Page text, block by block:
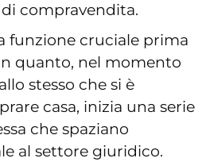
compravendita.
funzione cruciale prima
quanto, nel momento
stesso che si è
casa, inizia una serie
che spaziano
al settore giuridico.